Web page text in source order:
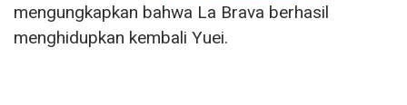
mengungkapkan bahwa La Brava berhasil
menghidupkan kembali Yuei.